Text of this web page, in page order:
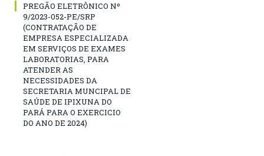
PREGÃO ELETRÔNICO Nº
9/2023-052-PE/SRP
(CONTRATAÇÃO DE
EMPRESA ESPECIALIZADA
EM SERVIÇOS DE EXAMES
LABORATORIAS, PARA
ATENDER AS
NECESSIDADES DA
SECRETARIA MUNCIPAL DE
SAÚDE DE IPIXUNA DO
PARÁ PARA O EXERCICIO
DO ANO DE 2024)